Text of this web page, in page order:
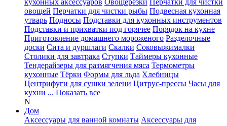
кухонных аксессуаров Овощерезки Перчатки для чистки
овощей Перчатки для чистки рыбы Подвесная кухонная
утварь Подносы Подставки для кухонных инструментов
Подставки и прихватки под горячее Порядок на кухне
Приготовление домашнего мороженого Разделочные
доски Сита и дуршлаги Скалки Соковыжималки
Столики для завтрака Ступки Таймеры кухонные
Тендерайзеры для размягчения мяса Термометры
кухонные Тёрки Формы для льда Хлебницы
Центрифуги для сушки зелени Цитрус-прессы Часы для
кухни ... Показать все
N
Дом
Аксессуары для ванной комнаты Аксессуары для